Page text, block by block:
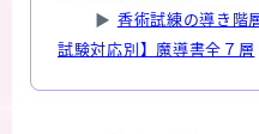
▶ 香術試練の導き階
試験対応別】魔導書全７層